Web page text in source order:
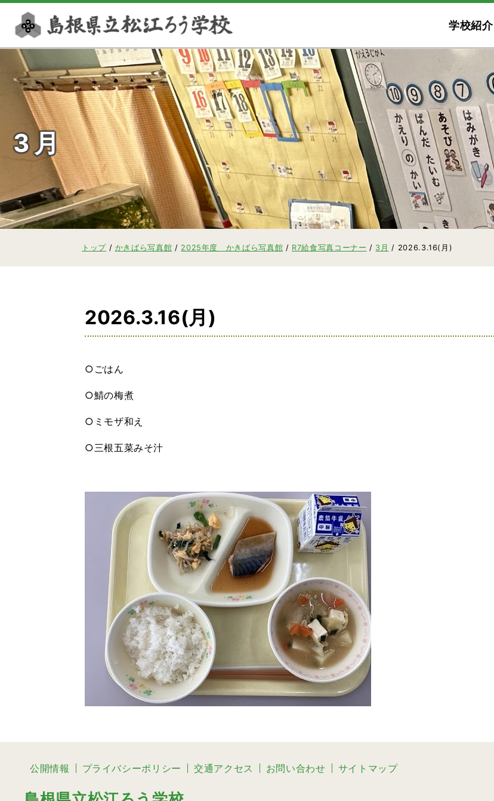
学校紹介
3月
現
トップ/ かきばら写真館 / 2025年度 かきばら写真館 / R7給食写真コーナー / 3月 / 2026.3.16(月)
2026.3.16(月)
○ごはん
○鯖の梅煮
○ミモザ和え
○三根五菜みそ汁
公開情報 プライバシーポリシー 交通アクセス お問い合わせ サイトマップ